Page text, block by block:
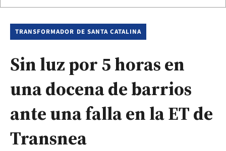
TRANSFORMADOR DE SANTA CATALINA
Sin luz por 5 horas en
una docena de barrios
ante una falla en la ET de
Transnea